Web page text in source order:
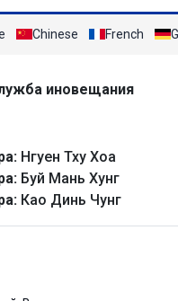
Chinese French
иновещания
Нгуен Тху Хоа
Буй Мань Хунг
Као Динь Чунг